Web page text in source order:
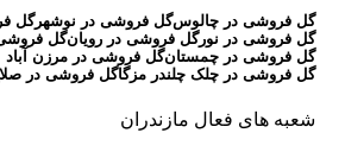
گل فروشی در چالوسگل فروشی در نوشهرگل
گل فروشی در نورگل فروشی در رویانگل فروشی
گل فروشی در چمستانگل فروشی در مرزن آباد
گل فروشی در چلک چلندر مزگاگل فروشی در
شعبه های فعال مازندران